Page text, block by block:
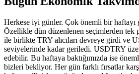
Herkese iyi günler. Çok önemli bir haftayı
Özellikle dün düzenlenen seçimlerden tek
ile birlikte TRY alıcıları devreye girdi ve
seviyelerinde kadar geriledi. USDTRY
edebilir. Bu haftaya baktığımızda ise
bizleri bekliyor. Her gün farklı fırsatlar